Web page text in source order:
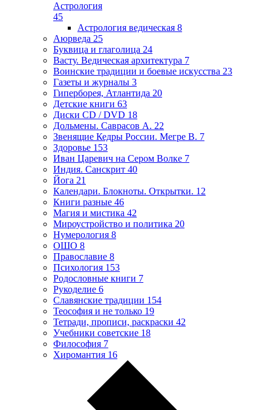
Астрология
45
Астрология ведическая 8
Аюрведа 25
Буквица и глаголица 24
Васту. Ведическая архитектура 7
Воинские традиции и боевые искусства 23
Газеты и журналы 3
Гиперборея, Атлантида 20
Детские книги 63
Диски CD / DVD 18
Дольмены. Саврасов А. 22
Звенящие Кедры России. Мегре В. 7
Здоровье 153
Иван Царевич на Сером Волке 7
Индия. Санскрит 40
Йога 21
Календари. Блокноты. Открытки. 12
Книги разные 46
Магия и мистика 42
Мироустройство и политика 20
Нумерология 8
ОШО 8
Православие 8
Психология 153
Родословные книги 7
Рукоделие 6
Славянские традиции 154
Теософия и не только 19
Тетради, прописи, раскраски 42
Учебники советские 18
Философия 7
Хиромантия 16